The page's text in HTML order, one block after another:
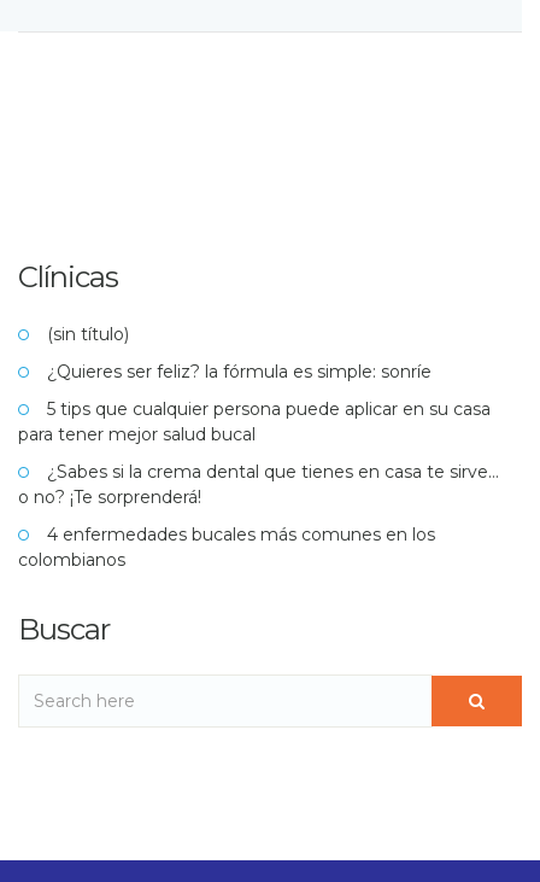
Clínicas
(sin título)
¿Quieres ser feliz? la fórmula es simple: sonríe
5 tips que cualquier persona puede aplicar en su casa
para tener mejor salud bucal
¿Sabes si la crema dental que tienes en casa te sirve…
o no? ¡Te sorprenderá!
4 enfermedades bucales más comunes en los
colombianos
Buscar